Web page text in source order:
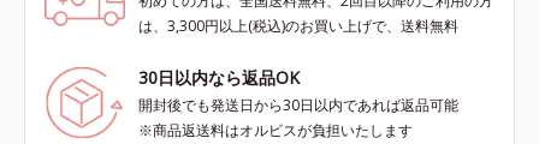
は、3,300円以上(税込)のお買い上げで、送料無料
30日以内なら返品OK
開封後でも発送日から30日以内であれば返品可能
※商品返送料はオルビスが負担いたします